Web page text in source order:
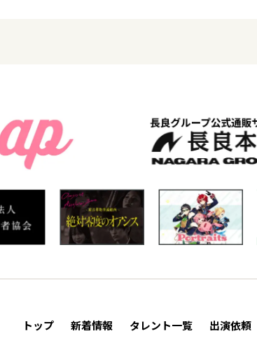
トップ 新着情報 タレント一覧 出演依頼